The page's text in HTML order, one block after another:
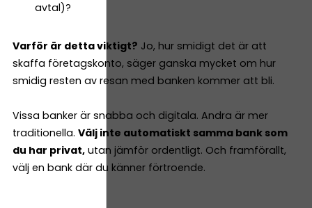
avtal)?
Varför är detta viktigt? Jo, hur smidigt det är att
skaffa företagskonto, säger ganska mycket om hur
smidig resten av resan med banken kommer att bli.
Vissa banker är snabba och digitala. Andra är mer
traditionella. Välj inte automatiskt samma bank som
du har privat, utan jämför ordentligt. Och framförallt,
välj en bank där du känner förtroende.